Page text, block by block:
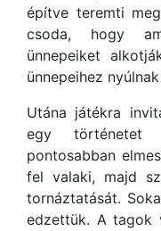
építve teremti
csoda, hogy
ünnepeiket
ünnepeihez
Utána játékra
egy történetet
pontosabban
fel valaki, majd
tornáztatását.
edzettük. A tagok